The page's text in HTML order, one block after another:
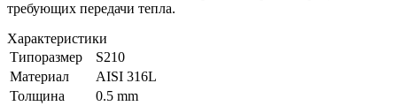
требующих передачи тепла.
Характеристики
Типоразмер
S210
Материал
AISI 316L
Толщина
0.5 mm